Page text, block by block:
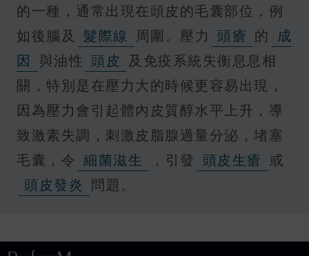
的一種，通常出現在頭皮的毛囊部位，例
如後腦及 髮際線 周圍。壓力 頭瘡 的
成
因 與油性 頭皮 及免疫系統失衡息息相
關，特別是在壓力大的時候更容易出現，
因為壓力會引起體內皮質醇水平上升，導
致激素失調，刺激皮脂腺過量分泌，堵塞
毛囊，令 細菌滋生 ，引發 頭皮生瘡 或
頭皮發炎 問題。